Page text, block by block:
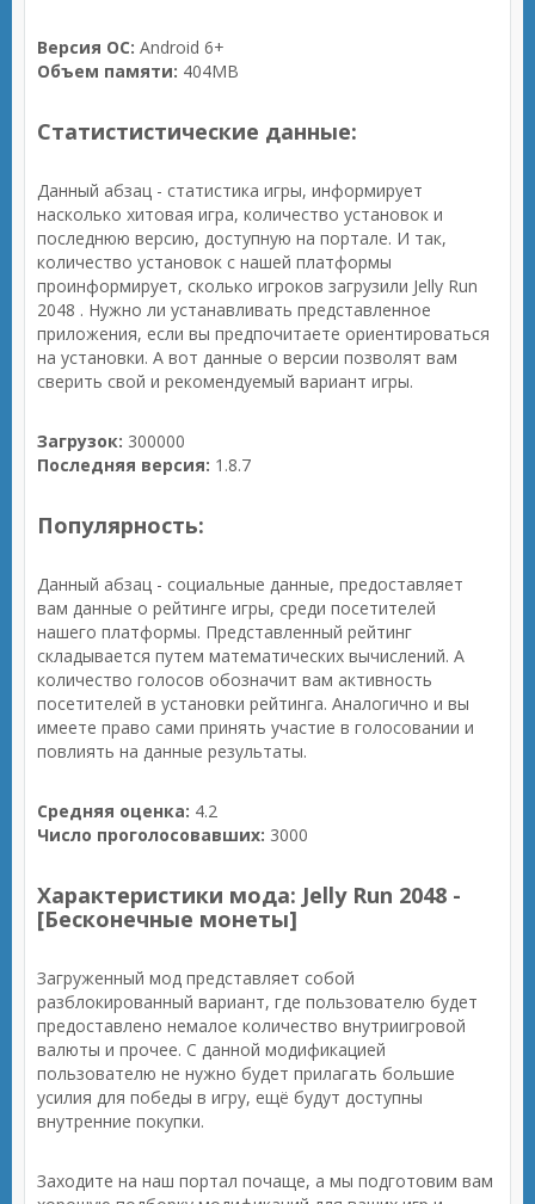
Версия ОС: Android 6+
Объем памяти: 404MB
Статистистические данные:
Данный абзац - статистика игры, информирует
насколько хитовая игра, количество установок и
последнюю версию, доступную на портале. И так,
количество установок с нашей платформы
проинформирует, сколько игроков загрузили Jelly Run
2048 . Нужно ли устанавливать представленное
приложения, если вы предпочитаете ориентироваться
на установки. А вот данные о версии позволят вам
сверить свой и рекомендуемый вариант игры.
Загрузок: 300000
Последняя версия: 1.8.7
Популярность:
Данный абзац - социальные данные, предоставляет
вам данные о рейтинге игры, среди посетителей
нашего платформы. Представленный рейтинг
складывается путем математических вычислений. А
количество голосов обозначит вам активность
посетителей в установки рейтинга. Аналогично и вы
имеете право сами принять участие в голосовании и
повлиять на данные результаты.
Средняя оценка: 4.2
Число проголосовавших: 3000
Характеристики мода: Jelly Run 2048 -
[Бесконечные монеты]
Загруженный мод представляет собой
разблокированный вариант, где пользователю будет
предоставлено немалое количество внутриигровой
валюты и прочее. С данной модификацией
пользователю не нужно будет прилагать большие
усилия для победы в игру, ещё будут доступны
внутренние покупки.
Заходите на наш портал почаще, а мы подготовим вам